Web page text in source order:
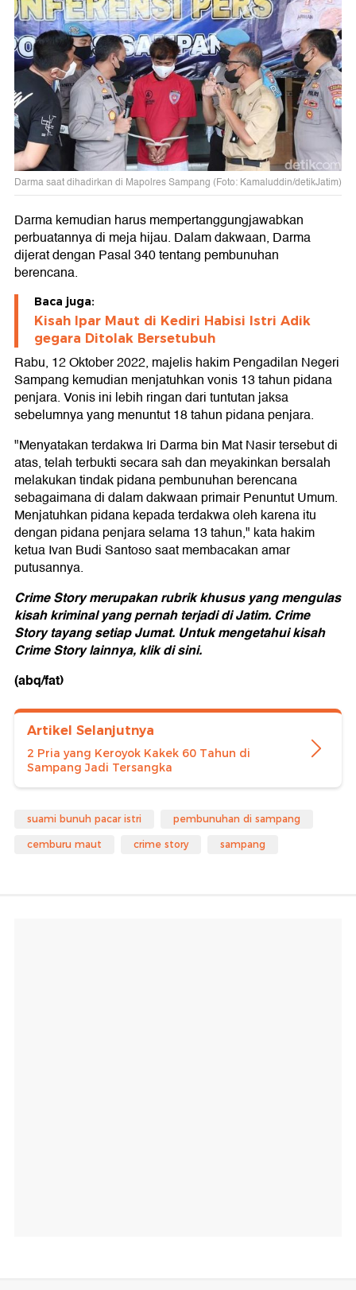
Darma saat dihadirkan di Mapolres Sampang (Foto: Kamaluddin/detikJatim)
Darma kemudian harus mempertanggungjawabkan
perbuatannya di meja hijau. Dalam dakwaan, Darma
dijerat dengan Pasal 340 tentang pembunuhan
berencana.
Baca juga:
Kisah Ipar Maut di Kediri Habisi Istri Adik
gegara Ditolak Bersetubuh
Rabu, 12 Oktober 2022, majelis hakim Pengadilan Negeri
Sampang kemudian menjatuhkan vonis 13 tahun pidana
penjara. Vonis ini lebih ringan dari tuntutan jaksa
sebelumnya yang menuntut 18 tahun pidana penjara.
"Menyatakan terdakwa Iri Darma bin Mat Nasir tersebut di
atas, telah terbukti secara sah dan meyakinkan bersalah
melakukan tindak pidana pembunuhan berencana
sebagaimana di dalam dakwaan primair Penuntut Umum.
Menjatuhkan pidana kepada terdakwa oleh karena itu
dengan pidana penjara selama 13 tahun," kata hakim
ketua Ivan Budi Santoso saat membacakan amar
putusannya.
Crime Story merupakan rubrik khusus yang mengulas
kisah kriminal yang pernah terjadi di Jatim. Crime
Story tayang setiap Jumat. Untuk mengetahui kisah
Crime Story lainnya, klik di sini.
(abq/fat)
Artikel Selanjutnya
2 Pria yang Keroyok Kakek 60 Tahun di
Sampang Jadi Tersangka
suami bunuh pacar istri pembunuhan di sampang
cemburu maut crime story sampang